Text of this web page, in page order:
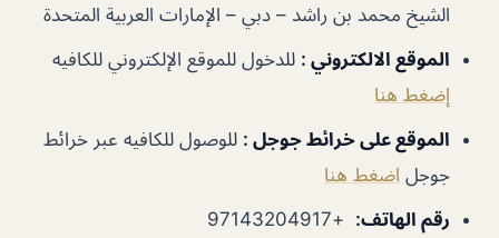
الشيخ محمد بن راشد – دبي – الإمارات العربية المتحدة
الموقع الالكتروني : للدخول للموقع الإلكتروني للكافيه
إضغط هنا
الموقع على خرائط جوجل : للوصول للكافيه عبر خرائط
جوجل اضغط هنا
رقم الهاتف:
+97143204917